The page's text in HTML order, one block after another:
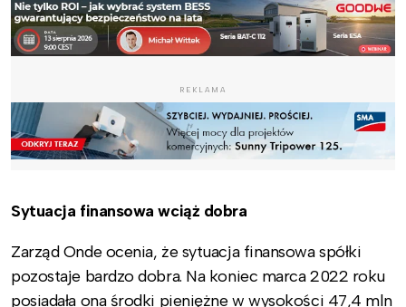
REKLAMA
Sytuacja finansowa wciąż dobra
Zarząd Onde ocenia, że sytuacja finansowa spółki
pozostaje bardzo dobra. Na koniec marca 2022 roku
posiadała ona środki pieniężne w wysokości 47,4 mln